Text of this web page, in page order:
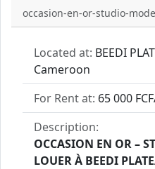
occasion-en-or-studio-
Located at: BEEDI
Cameroon
For Rent at: 65 000
Description:
OCCASION EN OR –
LOUER À BEEDI